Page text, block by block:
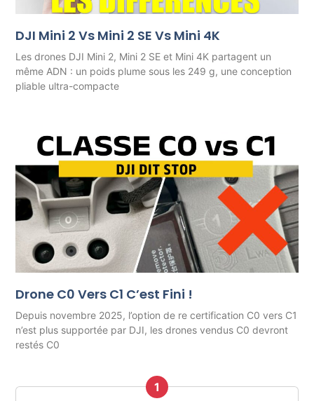
DJI Mini 2 Vs Mini 2 SE Vs Mini 4K
Les drones DJI Mini 2, Mini 2 SE et Mini 4K partagent un
même ADN : un poids plume sous les 249 g, une conception
pliable ultra-compacte
Drone C0 Vers C1 C’est Fini !
Depuis novembre 2025, l’option de re certification C0 vers C1
n’est plus supportée par DJI, les drones vendus C0 devront
restés C0
1